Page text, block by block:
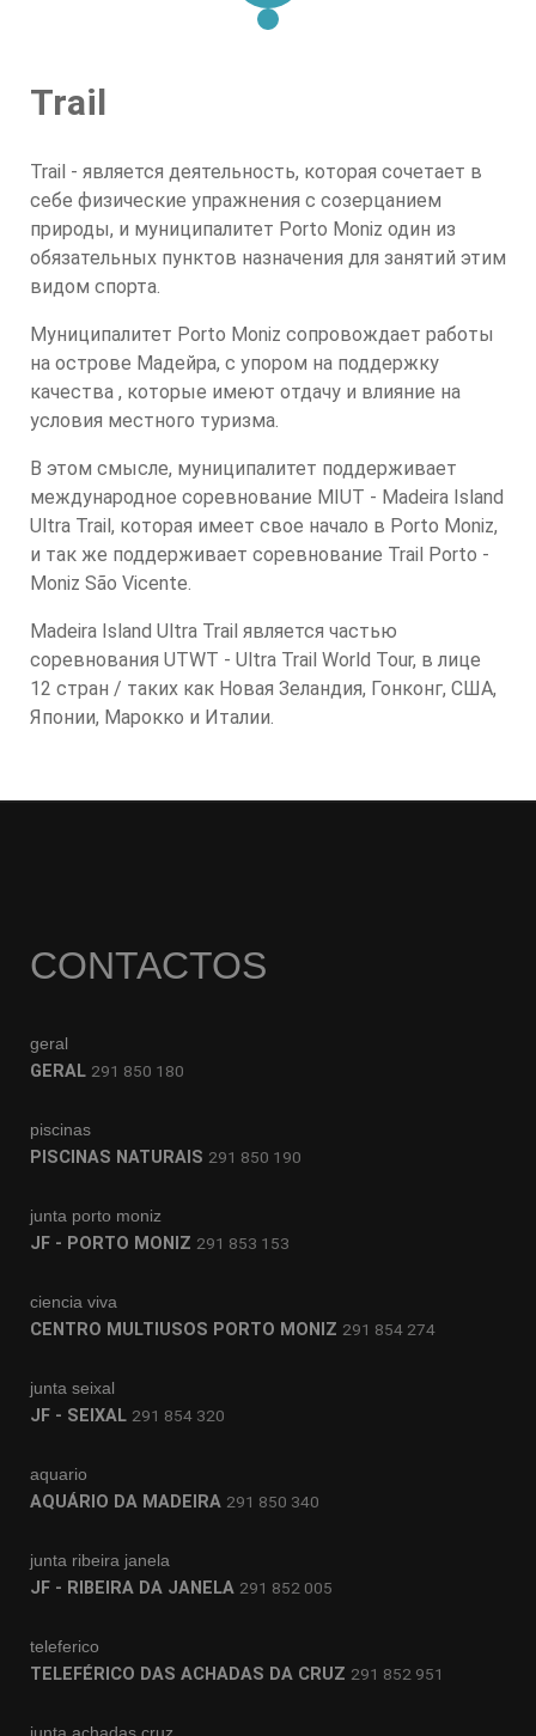
Trail
Trail - является деятельность, которая сочетает в
себе физические упражнения с созерцанием
природы, и муниципалитет Porto Moniz один из
обязательных пунктов назначения для занятий этим
видом спорта.
Муниципалитет Porto Moniz сопровождает работы
на острове Мадейра, с упором на поддержку
качества , которые имеют отдачу и влияние на
условия местного туризма.
В этом смысле, муниципалитет поддерживает
международное соревнование MIUT - Madeira Island
Ultra Trail, которая имеет свое начало в Porto Moniz,
и так же поддерживает соревнование Trail Porto -
Moniz São Vicente.
Madeira Island Ultra Trail является частью
соревнования UTWT - Ultra Trail World Tour, в лице
12 стран / таких как Новая Зеландия, Гонконг, США,
Японии, Марокко и Италии.
CONTACTOS
geral
GERAL 291 850 180
piscinas
PISCINAS NATURAIS 291 850 190
junta porto moniz
JF - PORTO MONIZ 291 853 153
ciencia viva
CENTRO MULTIUSOS PORTO MONIZ 291 854 274
junta seixal
JF - SEIXAL 291 854 320
aquario
AQUÁRIO DA MADEIRA 291 850 340
junta ribeira janela
JF - RIBEIRA DA JANELA 291 852 005
teleferico
TELEFÉRICO DAS ACHADAS DA CRUZ 291 852 951